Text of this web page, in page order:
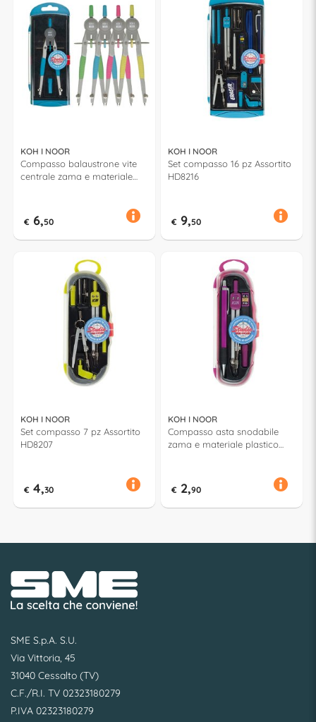
KOH I NOOR
Compasso balaustrone vite
centrale zama e materiale
€ 6,50
KOH I NOOR
Set compasso 16 pz Assortito
HD8216
€ 9,50
KOH I NOOR
Set compasso 7 pz Assortito
HD8207
€ 4,30
KOH I NOOR
Compasso asta snodabile
zama e materiale plastico
€ 2,90
SME S.p.A. S.U.
Via Vittoria, 45
31040 Cessalto (TV)
C.F./R.I. TV 02323180279
P.IVA 02323180279